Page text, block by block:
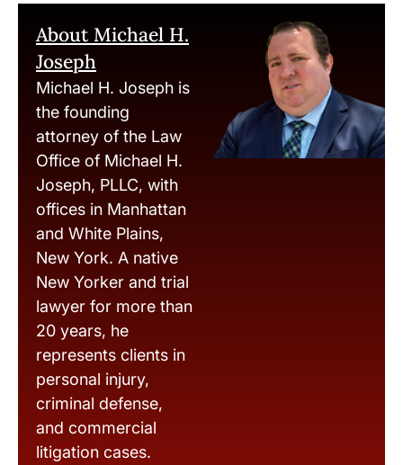
About Michael H.
Joseph
Michael H. Joseph is
the founding
attorney of the Law
Office of Michael H.
Joseph, PLLC, with
offices in Manhattan
and White Plains,
New York. A native
New Yorker and trial
lawyer for more than
20 years, he
represents clients in
personal injury,
criminal defense,
and commercial
litigation cases.